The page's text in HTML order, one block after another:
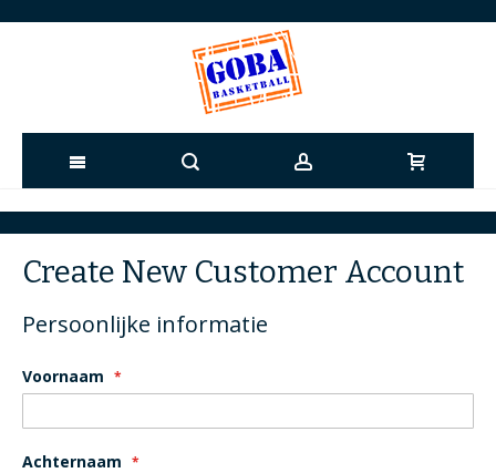
Ga
de
inhoud
Create New Customer Account
Persoonlijke informatie
Voornaam
Achternaam